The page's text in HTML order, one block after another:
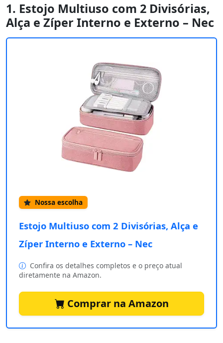
1. Estojo Multiuso com 2 Divisórias,
Alça e Zíper Interno e Externo – Nec
Nossa escolha
Estojo Multiuso com 2 Divisórias, Alça e
Zíper Interno e Externo – Nec
Confira os detalhes completos e o preço atual
diretamente na Amazon.
Comprar na Amazon